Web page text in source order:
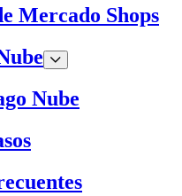
Mercado Shops
Nube